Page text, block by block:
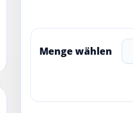
Menge wählen